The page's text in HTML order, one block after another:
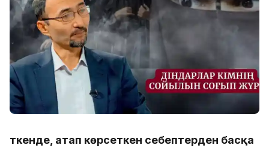
Өткенде, атап көрсеткен себептерден басқа